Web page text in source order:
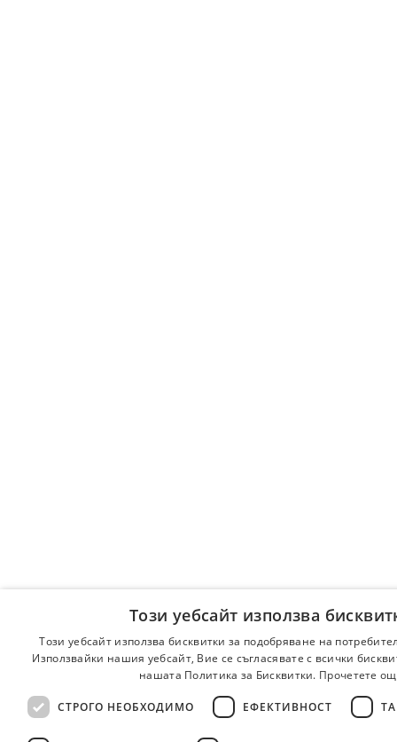
Този уебсайт използва
Този уебсайт използва бисквитки за подобряване на
Използвайки нашия уебсайт, Вие се съгласявате с всички
нашата Политика за Бисквитки. Прочетете
СТРОГО НЕОБХОДИМО ЕФЕКТИВНОСТ